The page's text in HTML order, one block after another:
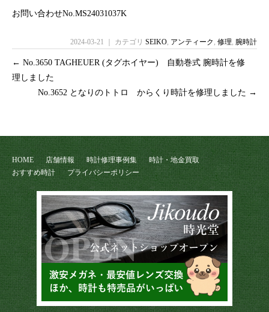
お問い合わせNo.MS24031037K
2024-03-21 ｜ カテゴリ SEIKO, アンティーク , 修理, 腕時計
← No.3650 TAGHEUER (タグホイヤー) 自動巻式 腕時計を修
理しました
No.3652 となりのトトロ からくり時計を修理しました →
HOME 店舗情報 時計修理事例集
時計・地金買取
おすすめ時計
プライバシーポリシー